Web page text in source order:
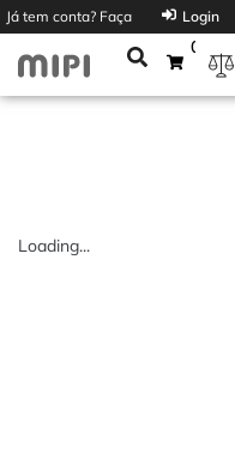
Já tem conta? Faça Login
0
Loading...